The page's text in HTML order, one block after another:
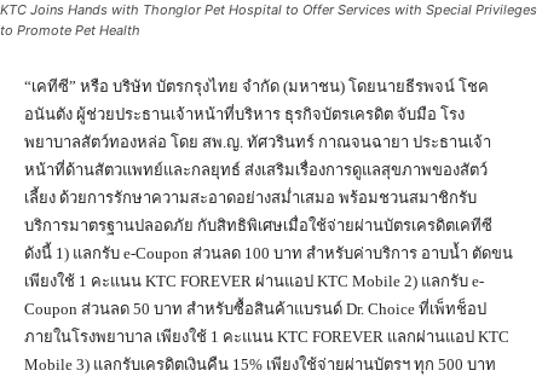
KTC Joins Hands with Thonglor Pet Hospital to Offer Services with Special Privileges
to Promote Pet Health
“เคทีซี” หรือ บริษัท บัตรกรุงไทย จำกัด (มหาชน) โดยนายธีรพจน์ โชค
อนันตัง ผู้ช่วยประธานเจ้าหน้าที่บริหาร ธุรกิจบัตรเครดิต จับมือ โรง
พยาบาลสัตว์ทองหล่อ โดย สพ.ญ. ทัศวรินทร์ กาณจนฉายา ประธานเจ้า
หน้าที่ด้านสัตวแพทย์และกลยุทธ์ ส่งเสริมเรื่องการดูแลสุขภาพของสัตว์
เลี้ยง ด้วยการรักษาความสะอาดอย่างสม่ำเสมอ พร้อมชวนสมาชิกรับ
บริการมาตรฐานปลอดภัย กับสิทธิพิเศษเมื่อใช้จ่ายผ่านบัตรเครดิตเคทีซี
ดังนี้ 1) แลกรับ e-Coupon ส่วนลด 100 บาท สำหรับค่าบริการ อาบน้ำ ตัดขน
เพียงใช้ 1 คะแนน KTC FOREVER ผ่านแอป KTC Mobile 2) แลกรับ e-
Coupon ส่วนลด 50 บาท สำหรับซื้อสินค้าแบรนด์ Dr. Choice ที่เพ็ทช็อป
ภายในโรงพยาบาล เพียงใช้ 1 คะแนน KTC FOREVER แลกผ่านแอป KTC
Mobile 3) แลกรับเครดิตเงินคืน 15% เพียงใช้จ่ายผ่านบัตรฯ ทุก 500 บาท